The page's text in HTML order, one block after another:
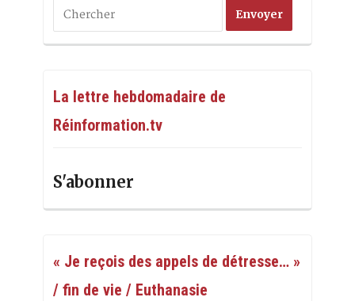
La lettre hebdomadaire de
Réinformation.tv
S'abonner
« Je reçois des appels de détresse… »
/ fin de vie / Euthanasie